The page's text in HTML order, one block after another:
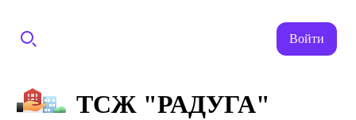
Войти
ТСЖ "РАДУГА"